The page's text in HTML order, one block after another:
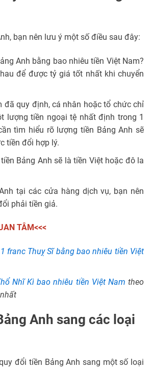
bạn nên lưu ý một số điều sau đây:
Anh bằng bao nhiêu tiền Việt Nam?
để được tỷ giá tốt nhất khi chuyển
đã quy định, cá nhân hoặc tổ chức chỉ
lượng tiền ngoại tệ nhất định trong 1
tìm hiểu rõ lượng tiền Bảng Anh sẽ
tiền đổi hợp lý.
Bảng Anh sẽ là tiền Việt hoặc đô la
tại các cửa hàng dịch vụ, bạn nên
phải tiền giả.
TÂM<<<
1 franc Thuỵ Sĩ bằng bao nhiêu tiền Việt
Nhĩ Kì bao nhiêu tiền Việt Nam theo
Anh sang các loại
đổi tiền Bảng Anh sang một số loại